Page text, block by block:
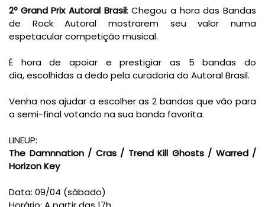
2º Grand Prix Autoral Brasil: Chegou a hora das Bandas
de Rock Autoral mostrarem seu valor numa
espetacular competição musical.
É hora de apoiar e prestigiar as 5 bandas do
dia, escolhidas a dedo pela curadoria do Autoral Brasil.
Venha nos ajudar a escolher as 2 bandas que vão para
a semi-final votando na sua banda favorita.
LINEUP:
The Damnnation / Cras / Trend Kill Ghosts / Warred /
Horizon Key
Data: 09/04 (sábado)